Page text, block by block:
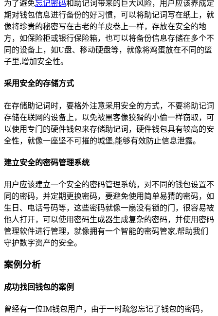
为了避免忘记密码和助记词带来的巨大风险，用户应该养成定
期对钱包信息进行备份的好习惯，可以将助记词写在纸上，就
像将珍贵的秘密写在古老的羊皮卷上一样，存放在安全的地
方，如保险柜或银行保险箱，也可以将备份信息存储在多个不
同的设备上，如U盘、移动硬盘等，就像将鸡蛋放在不同的篮
子里,增加安全性。
采用安全的存储方式
在存储助记词时，要格外注意采用安全的方式，不要将助记词
存储在联网的设备上，以免被黑客像狡猾的小偷一样窃取，可
以使用专门的硬件钱包来存储助记词，硬件钱包具有较高的安
全性，就像一座坚不可摧的城堡,能够有效防止信息泄露。
建立安全的密码管理系统
用户应该建立一个安全的密码管理系统，对不同的钱包设置不
同的密码，并定期更换密码，要避免使用简单易猜的密码，如
生日、电话号码等，这些密码就像一扇没有锁的门，很容易被
他人打开，可以使用密码生成器生成复杂的密码，并使用密码
管理软件进行管理，就像拥有一个智能的密码管家,帮助我们
守护数字资产的安全。
案例分析
成功找回钱包的案例
曾经有一位IM钱包用户，由于一时疏忽忘记了钱包的密码，